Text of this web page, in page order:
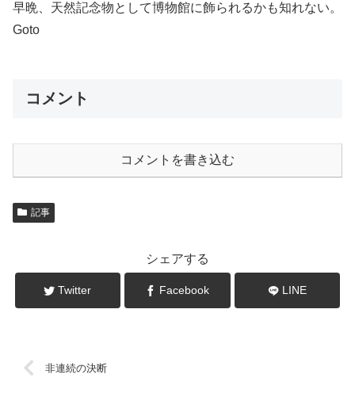
早晩、天然記念物として博物館に飾られるかも知れない。
Goto
コメント
コメントを書き込む
記事
シェアする
Twitter Facebook LINE
非連続の決断